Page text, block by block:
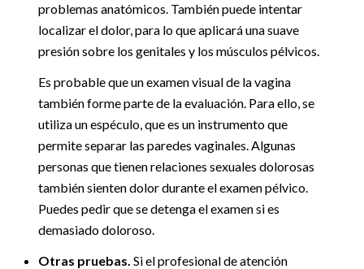
problemas anatómicos. También puede intentar
localizar el dolor, para lo que aplicará una suave
presión sobre los genitales y los músculos pélvicos.
Es probable que un examen visual de la vagina
también forme parte de la evaluación. Para ello, se
utiliza un espéculo, que es un instrumento que
permite separar las paredes vaginales. Algunas
personas que tienen relaciones sexuales dolorosas
también sienten dolor durante el examen pélvico.
Puedes pedir que se detenga el examen si es
demasiado doloroso.
Otras pruebas. Si el profesional de atención